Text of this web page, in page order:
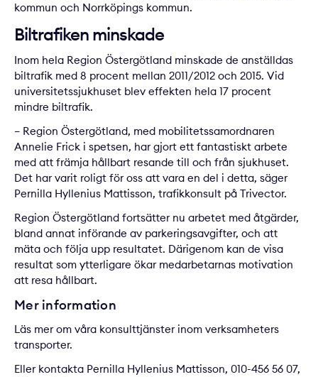
kommun och Norrköpings kommun.
Biltrafiken minskade
Inom hela Region Östergötland minskade de anställdas
biltrafik med 8 procent mellan 2011/2012 och 2015. Vid
universitetssjukhuset blev effekten hela 17 procent
mindre biltrafik.
– Region Östergötland, med mobilitetssamordnaren
Annelie Frick i spetsen, har gjort ett fantastiskt arbete
med att främja hållbart resande till och från sjukhuset.
Det har varit roligt för oss att vara en del i detta, säger
Pernilla Hyllenius Mattisson, trafikkonsult på Trivector.
Region Östergötland fortsätter nu arbetet med åtgärder,
bland annat införande av parkeringsavgifter, och att
mäta och följa upp resultatet. Därigenom kan de visa
resultat som ytterligare ökar medarbetarnas motivation
att resa hållbart.
Mer information
Läs mer om våra konsulttjänster inom verksamheters
transporter.
Eller kontakta Pernilla Hyllenius Mattisson, 010-456 56 07,